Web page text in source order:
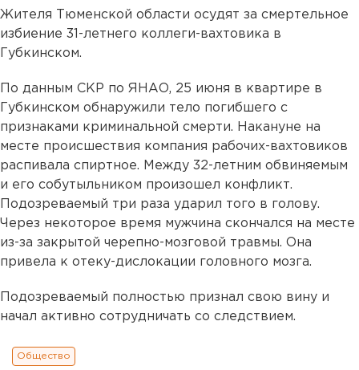
Жителя Тюменской области осудят за смертельное
избиение 31-летнего коллеги-вахтовика в
Губкинском.
По данным СКР по ЯНАО, 25 июня в квартире в
Губкинском обнаружили тело погибшего с
признаками криминальной смерти. Накануне на
месте происшествия компания рабочих-вахтовиков
распивала спиртное. Между 32-летним обвиняемым
и его собутыльником произошел конфликт.
Подозреваемый три раза ударил того в голову.
Через некоторое время мужчина скончался на месте
из-за закрытой черепно-мозговой травмы. Она
привела к отеку-дислокации головного мозга.
Подозреваемый полностью признал свою вину и
начал активно сотрудничать со следствием.
Общество